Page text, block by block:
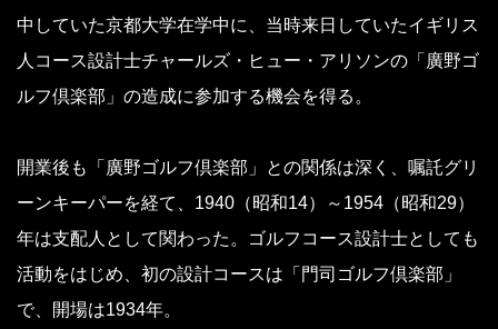
中していた京都大学在学中に、当時来日していたイギリス
人コース設計士チャールズ・ヒュー・アリソンの「廣野ゴ
ルフ倶楽部」の造成に参加する機会を得る。
開業後も「廣野ゴルフ倶楽部」との関係は深く、嘱託グリ
ーンキーパーを経て、1940（昭和14）～1954（昭和29）
年は支配人として関わった。ゴルフコース設計士としても
活動をはじめ、初の設計コースは「門司ゴルフ倶楽部」
で、開場は1934年。